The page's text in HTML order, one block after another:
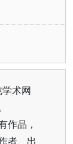
术网
作品，
者、出